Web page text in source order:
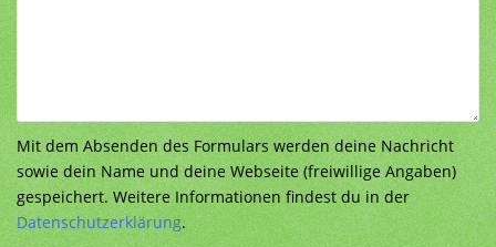
Mit dem Absenden des Formulars werden deine Nachricht
sowie dein Name und deine Webseite (freiwillige Angaben)
gespeichert. Weitere Informationen findest du in der
Datenschutzerklärung.